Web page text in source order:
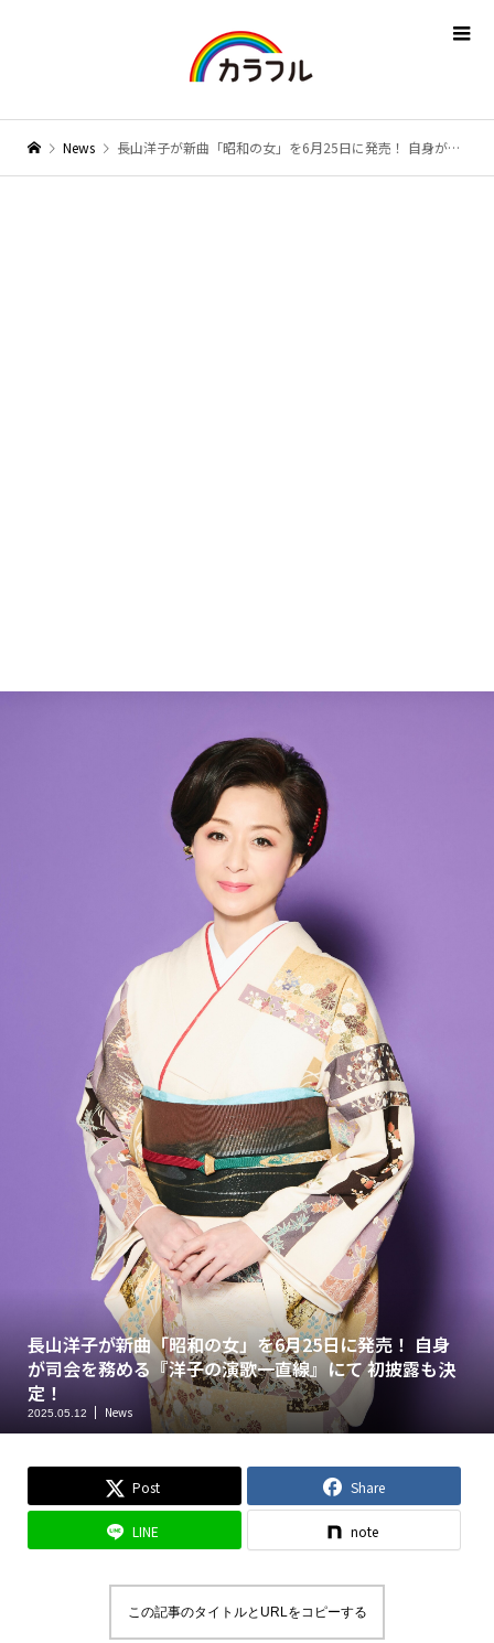
News 長山洋子が新曲「昭和の女」を6月25日に発売！ 自身が司会を務める『洋子の演歌一直線』にて 初披露も決定！
長山洋子が新曲「昭和の女」を6月25日に発売！ 自身
が司会を務める『洋子の演歌一直線』にて 初披露も決
定！
2025.05.12 News
Post Share
LINE note
この記事のタイトルとURLをコピーする